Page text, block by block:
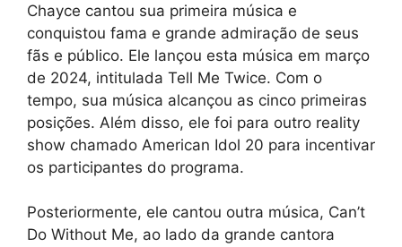
Chayce cantou sua primeira música e
conquistou fama e grande admiração de seus
fãs e público. Ele lançou esta música em março
de 2024, intitulada Tell Me Twice. Com o
tempo, sua música alcançou as cinco primeiras
posições. Além disso, ele foi para outro reality
show chamado American Idol 20 para incentivar
os participantes do programa.
Posteriormente, ele cantou outra música, Can’t
Do Without Me, ao lado da grande cantora